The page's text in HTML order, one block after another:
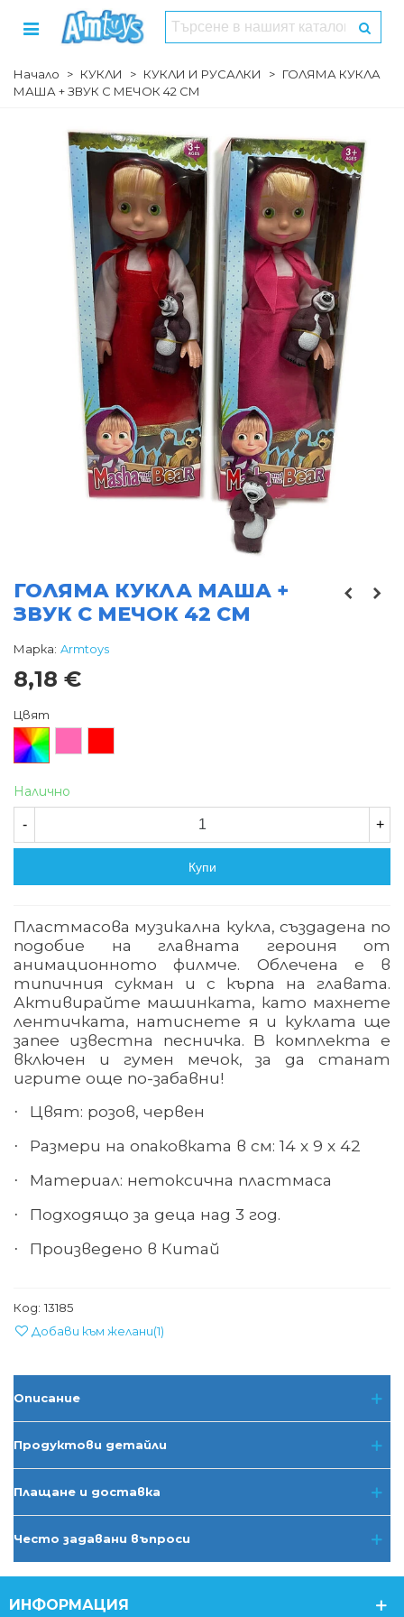
Начало > КУКЛИ > КУКЛИ И РУСАЛКИ > ГОЛЯМА КУКЛА
МАША + ЗВУК С МЕЧОК 42 СМ
ГОЛЯМА КУКЛА МАША +
ЗВУК С МЕЧОК 42 СМ
Марка: Armtoys
8,18 €
Цвят
Произволен/
микс
Налично
- +
Купи
Пластмасова музикална кукла, създадена по
подобие на главната героиня от
анимационното филмче. Облечена е в
типичния сукман и с кърпа на главата.
Активирайте машинката, като махнете
лентичката, натиснете я и куклата ще
запее известна песничка. В комплекта е
включен и гумен мечок, за да станат
игрите още по-забавни!
· Цвят: розов, червен
· Размери на опаковката в см: 14 х 9 х 42
· Материал: нетоксична пластмаса
· Подходящо за деца над 3 год.
· Произведено в Китай
Код: 13185
Добави към желани(1)
Описание
Продуктови детайли
Плащане и доставка
Често задавани въпроси
ИНФОРМАЦИЯ